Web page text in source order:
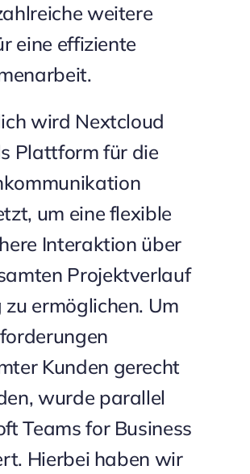
weitere
eine effiziente
wird Nextcloud
Plattform für die
um eine flexible
Interaktion über
Projektverlauf
ermöglichen. Um
Kunden gerecht
wurde parallel
Teams for Business
Hierbei haben wir